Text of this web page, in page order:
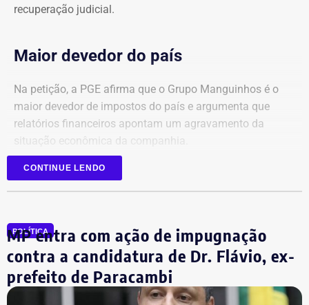
recuperação judicial.
Maior devedor do país
Na petição, a PGE afirma que o Grupo Manguinhos é o
maior devedor de impostos do país e argumenta que
relatórios financeiros apontam um agravamento da
situação econômica da companhia.
R$ 1 bilhão por mês em 2025, a empresa sofreu uma
praticamente zero no início de 2026.
Ainda de acordo com a procuradoria, o grupo continuou
acumulando prejuízos, manteve elevados custos
operacionais e não apresentou perspectiva de geração de
CONTINUE LENDO
POLÍTICA
MP entra com ação de impugnação
contra a candidatura de Dr. Flávio, ex-
prefeito de Paracambi